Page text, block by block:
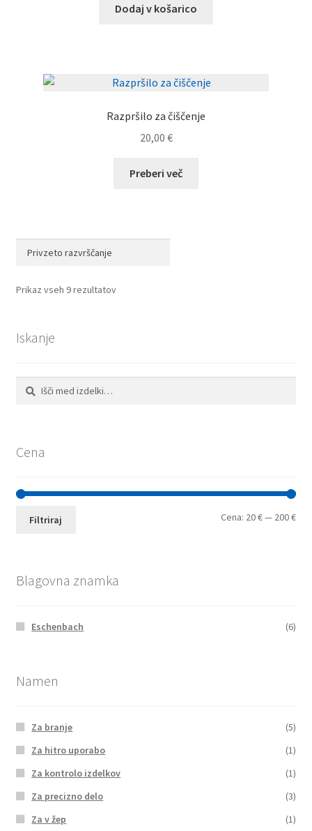
Dodaj v košarico
Razpršilo za čiščenje
20,00 €
Preberi več
Prikaz vseh 9 rezultatov
Iskanje
Išči:
Iskanje
Cena
Min
Max
Filtriraj Cena: 20 €— 200 €
Blagovna znamka
Eschenbach (6)
Namen
Za branje
(5)
Za hitro uporabo
(1)
Za kontrolo izdelkov
(1)
Za precizno delo
(3)
Za v žep
(1)